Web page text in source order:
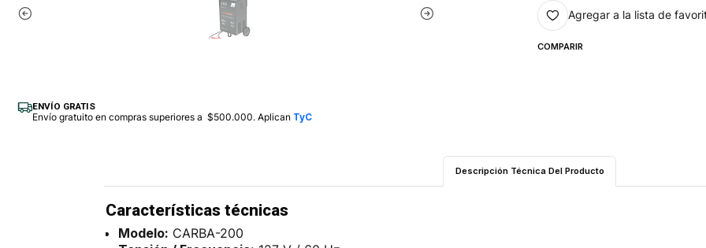
Agregar a la lista de
COMPARIR
ENVÍO GRATIS
Envío gratuito en compras superiores a $500.000. Aplican TyC
Descripción Técnica Del Producto
Características técnicas
Modelo: CARBA-200